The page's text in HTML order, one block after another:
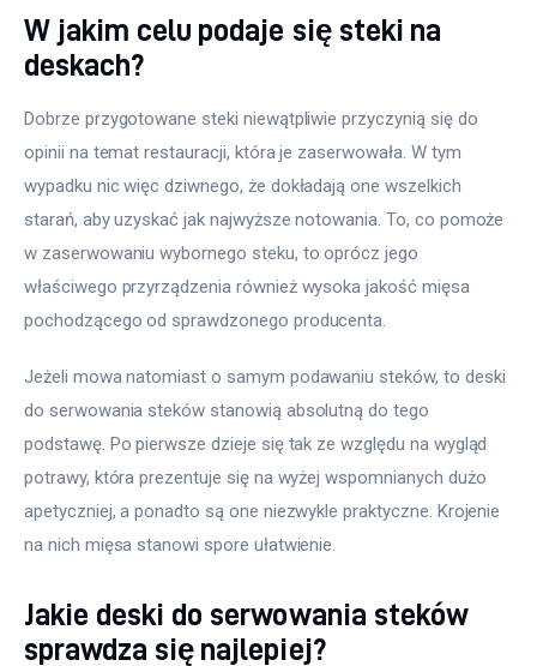
W jakim celu podaje się steki na
deskach?
Dobrze przygotowane steki niewątpliwie przyczynią się do
opinii na temat restauracji, która je zaserwowała. W tym
wypadku nic więc dziwnego, że dokładają one wszelkich
starań, aby uzyskać jak najwyższe notowania. To, co pomoże
w zaserwowaniu wybornego steku, to oprócz jego
właściwego przyrządzenia również wysoka jakość mięsa
pochodzącego od sprawdzonego producenta.
Jeżeli mowa natomiast o samym podawaniu steków, to deski
do serwowania steków stanowią absolutną do tego
podstawę. Po pierwsze dzieje się tak ze względu na wygląd
potrawy, która prezentuje się na wyżej wspomnianych dużo
apetyczniej, a ponadto są one niezwykle praktyczne. Krojenie
na nich mięsa stanowi spore ułatwienie.
Jakie deski do serwowania steków
sprawdza się najlepiej?